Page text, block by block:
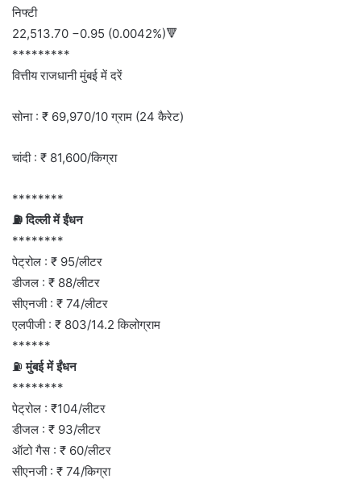
निफ्टी
22,513.70 −0.95 (0.0042%)🔻
*********
वित्तीय राजधानी मुंबई में दरें
सोना : ₹ 69,970/10 ग्राम (24 कैरेट)
चांदी : ₹ 81,600/किग्रा
********
⛽ दिल्ली में ईंधन
********
पेट्रोल : ₹ 95/लीटर
डीजल : ₹ 88/लीटर
सीएनजी : ₹ 74/लीटर
एलपीजी : ₹ 803/14.2 किलोग्राम
******
⛽मुंबई में ईंधन
********
पेट्रोल : ₹104/लीटर
डीजल : ₹ 93/लीटर
ऑटो गैस : ₹ 60/लीटर
सीएनजी : ₹ 74/किग्रा